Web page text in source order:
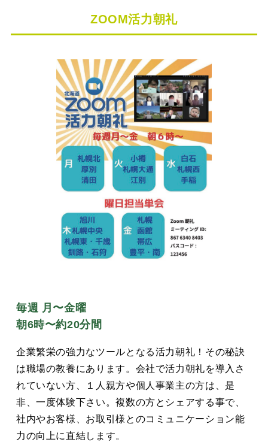
ZOOM活力朝礼
毎週 月〜金曜
朝6時〜約20分間
企業繁栄の強力なツールとなる活力朝礼！その秘訣
は職場の教養にあります。会社で活力朝礼を導入さ
れていない方、１人親方や個人事業主の方は、是
非、一度体験下さい。複数の方とシェアする事で、
社内やお客様、お取引様とのコミュニケーション能
力の向上に直結します。